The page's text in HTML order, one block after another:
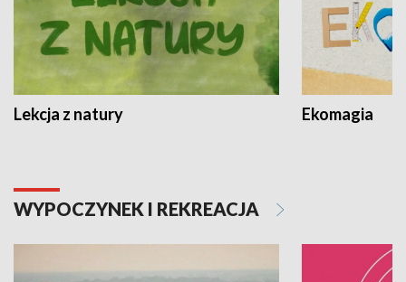
Lekcja z natury Ekomagia
WYPOCZYNEK I REKREACJA